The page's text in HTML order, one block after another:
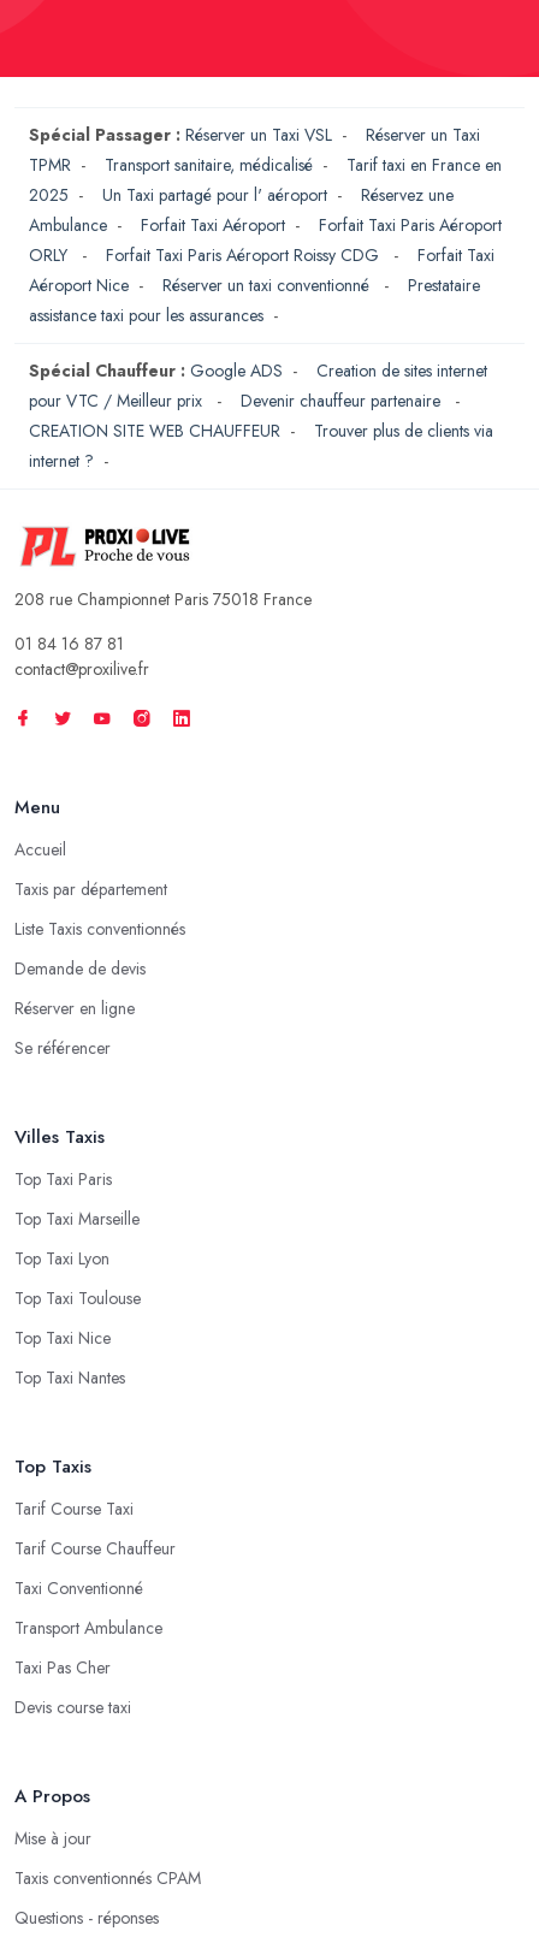
Spécial Passager : Réserver un Taxi VSL - Réserver un Taxi
TPMR - Transport sanitaire, médicalisé - Tarif taxi en France en
2025 - Un Taxi partagé pour l' aéroport - Réservez une
Ambulance - Forfait Taxi Aéroport - Forfait Taxi Paris Aéroport
ORLY
- Forfait Taxi Paris Aéroport Roissy CDG - Forfait Taxi
Aéroport Nice - Réserver un taxi conventionné - Prestataire
assistance taxi pour les assurances -
Spécial Chauffeur : Google ADS - Creation de sites internet
pour VTC / Meilleur prix
- Devenir chauffeur partenaire
-
CREATION SITE WEB CHAUFFEUR - Trouver plus de clients via
internet ? -
208 rue Championnet Paris 75018 France
01 84 16 87 81
contact@proxilive.fr
Menu
Accueil
Taxis par département
Liste Taxis conventionnés
Demande de devis
Réserver en ligne
Se référencer
Villes Taxis
Top Taxi Paris
Top Taxi Marseille
Top Taxi Lyon
Top Taxi Toulouse
Top Taxi Nice
Top Taxi Nantes
Top Taxis
Tarif Course Taxi
Tarif Course Chauffeur
Taxi Conventionné
Transport Ambulance
Taxi Pas Cher
Devis course taxi
A Propos
Mise à jour
Taxis conventionnés CPAM
Questions - réponses